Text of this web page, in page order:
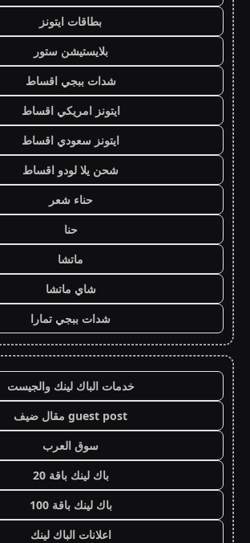
بطاقات ايتونز
بلايستيشن ستور
شدات ببجي اقساط
ايتونز امريكي اقساط
ايتونز سعودي اقساط
شحن يلا لودو اقساط
حناء شعر
حنا
ماتشا
شاي ماتشا
شدات ببجي تمارا
خدمات الباك لينك والجيست
guest post مقال ضيف
سوق العرب
باك لينك باقة 20
باك لينك باقة 100
اعلانات الباك لينك